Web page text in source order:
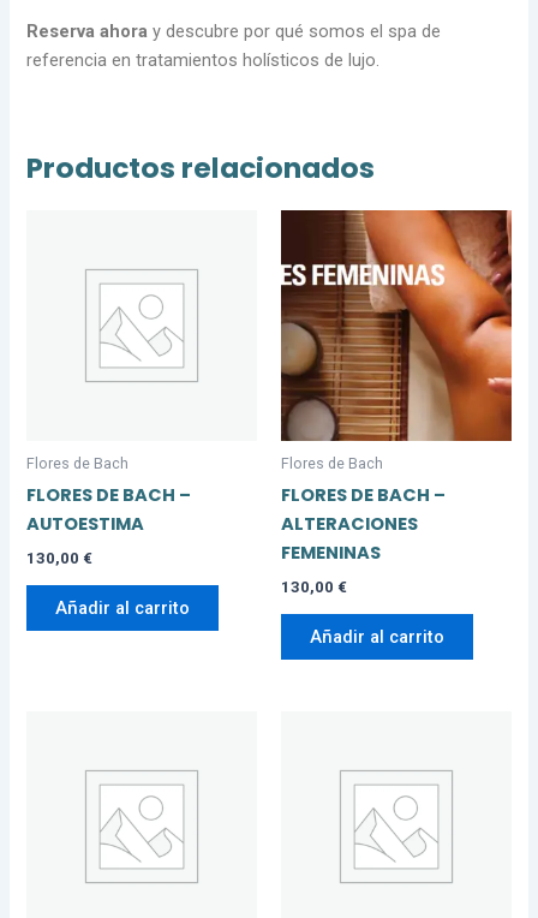
Reserva ahora y descubre por qué somos el spa de
referencia en tratamientos holísticos de lujo.
Productos relacionados
Flores de Bach
FLORES DE BACH –
AUTOESTIMA
130,00 €
Añadir al carrito
Flores de Bach
FLORES DE BACH –
ALTERACIONES
FEMENINAS
130,00 €
Añadir al carrito